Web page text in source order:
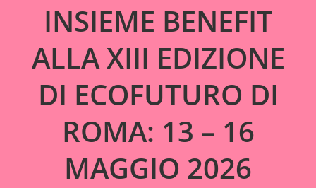
INSIEME BENEFIT
ALLA XIII EDIZIONE
DI ECOFUTURO DI
ROMA: 13 – 16
MAGGIO 2026